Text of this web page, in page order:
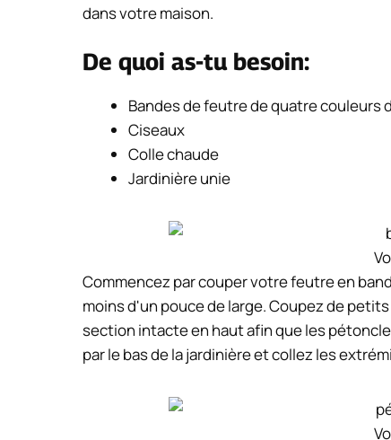
dans votre maison.
De quoi as-tu besoin:
Bandes de feutre de quatre couleurs
Ciseaux
Colle chaude
Jardinière unie
Commencez par couper votre feutre en
moins d'un pouce de large. Coupez de
section intacte en haut afin que les
par le bas de la jardinière et collez les